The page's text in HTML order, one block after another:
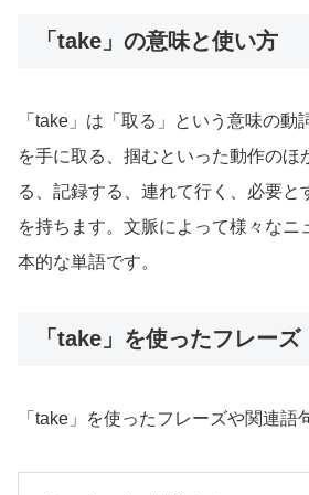
「take」の意味と使い方
「take」は「取る」という意味の動
を手に取る、掴むといった動作のほ
る、記録する、連れて行く、必要と
を持ちます。文脈によって様々なニ
本的な単語です。
「take」を使ったフレーズ
「take」を使ったフレーズや関連語